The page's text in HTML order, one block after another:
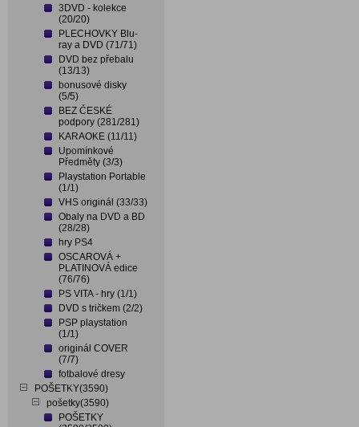
3DVD - kolekce
(20/20)
PLECHOVKY Blu-
ray a DVD (71/71)
DVD bez přebalu
(13/13)
bonusové disky
(5/5)
BEZ ČESKÉ
podpory (281/281)
KARAOKE (11/11)
Upomínkové
Předměty (3/3)
Playstation Portable
(1/1)
VHS originál (33/33)
Obaly na DVD a BD
(28/28)
hry PS4
OSCAROVÁ +
PLATINOVÁ edice
(76/76)
PS VITA - hry (1/1)
DVD s tričkem (2/2)
PSP playstation
(1/1)
originál COVER
(7/7)
fotbalové dresy
POŠETKY(3590)
pošetky(3590)
POŠETKY